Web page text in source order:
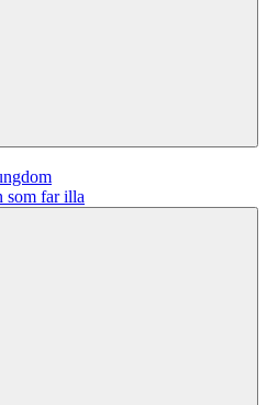
som far illa